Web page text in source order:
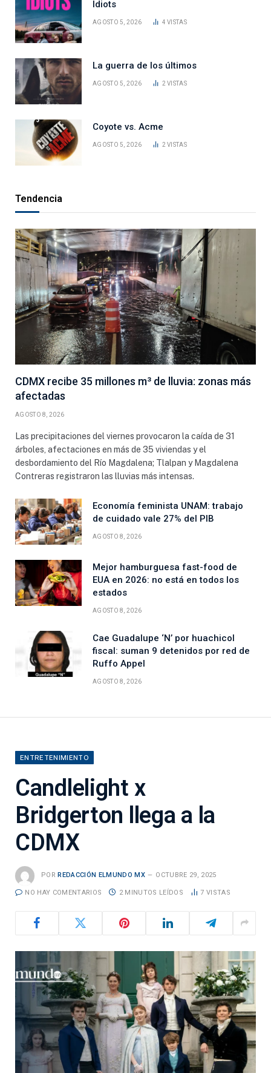
Idiots
AGOSTO 5, 2026 4VISTAS
La guerra de los últimos
AGOSTO 5, 2026 2VISTAS
Coyote vs. Acme
AGOSTO 5, 2026 2VISTAS
Tendencia
CDMX recibe 35 millones m³ de lluvia: zonas más
afectadas
AGOSTO 8, 2026
Las precipitaciones del viernes provocaron la caída de 31
árboles, afectaciones en más de 35 viviendas y el
desbordamiento del Río Magdalena; Tlalpan y Magdalena
Contreras registraron las lluvias más intensas.
Economía feminista UNAM: trabajo
de cuidado vale 27% del PIB
AGOSTO 8, 2026
Mejor hamburguesa fast-food de
EUA en 2026: no está en todos los
estados
AGOSTO 8, 2026
Cae Guadalupe ‘N’ por huachicol
fiscal: suman 9 detenidos por red de
Ruffo Appel
AGOSTO 8, 2026
ENTRETENIMIENTO
Candlelight x
Bridgerton llega a la
CDMX
POR REDACCIÓN ELMUNDO MX OCTUBRE 29, 2025
NO HAY COMENTARIOS 2 MINUTOS LEÍDOS 7 VISTAS